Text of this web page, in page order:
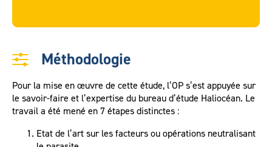
Méthodologie
Pour la mise en œuvre de cette étude, l’OP s’est appuyée sur
le savoir-faire et l’expertise du bureau d’étude Haliocéan. Le
travail a été mené en 7 étapes distinctes :
Etat de l’art sur les facteurs ou opérations neutralisant